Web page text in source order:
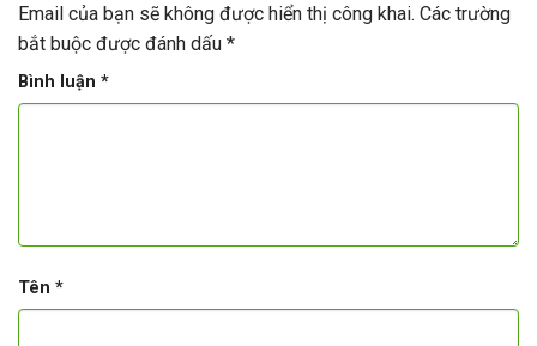
Email của bạn sẽ không được hiển thị công khai. Các trường
bắt buộc được đánh dấu *
Bình luận *
Tên *